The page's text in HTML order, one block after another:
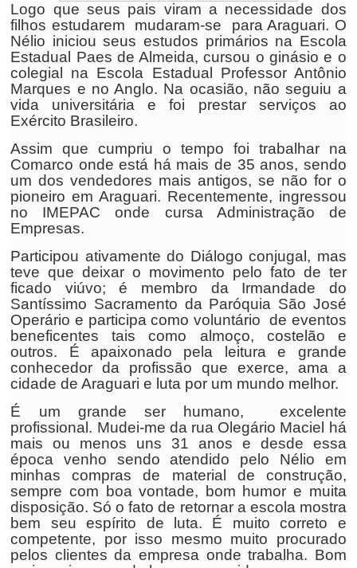
Logo que seus pais viram a necessidade dos
filhos estudarem mudaram-se para Araguari. O
Nélio iniciou seus estudos primários na Escola
Estadual Paes de Almeida, cursou o ginásio e o
colegial na Escola Estadual Professor Antônio
Marques e no Anglo. Na ocasião, não seguiu a
vida universitária e foi prestar serviços ao
Exército Brasileiro.
Assim que cumpriu o tempo foi trabalhar na
Comarco onde está há mais de 35 anos, sendo
um dos vendedores mais antigos, se não for o
pioneiro em Araguari. Recentemente, ingressou
no IMEPAC onde cursa Administração de
Empresas.
Participou ativamente do Diálogo conjugal, mas
teve que deixar o movimento pelo fato de ter
ficado viúvo; é membro da Irmandade do
Santíssimo Sacramento da Paróquia São José
Operário e participa como voluntário de eventos
beneficentes tais como almoço, costelão e
outros. É apaixonado pela leitura e grande
conhecedor da profissão que exerce, ama a
cidade de Araguari e luta por um mundo melhor.
É um grande ser humano, excelente
profissional. Mudei-me da rua Olegário Maciel há
mais ou menos uns 31 anos e desde essa
época venho sendo atendido pelo Nélio em
minhas compras de material de construção,
sempre com boa vontade, bom humor e muita
disposição. Só o fato de retornar a escola mostra
bem seu espírito de luta. É muito correto e
competente, por isso mesmo muito procurado
pelos clientes da empresa onde trabalha. Bom